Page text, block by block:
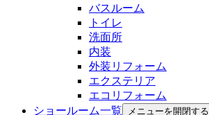
バスルーム
トイレ
洗面所
内装
外装リフォーム
エクステリア
エコリフォーム
ショールーム一覧
メニューを開閉する